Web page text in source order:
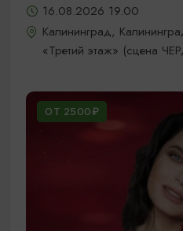
16.08.2026 19.00
Калининград,
«Третий этаж» (сцена
ОТ 2500₽